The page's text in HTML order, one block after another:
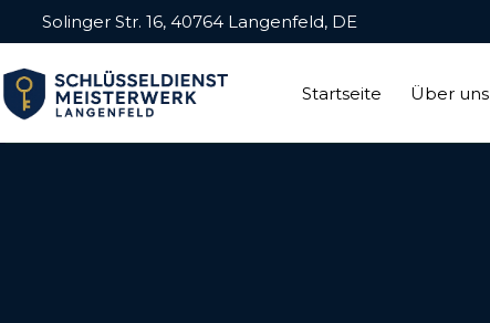
Solinger Str. 16, 40764 Langenfeld, DE
Startseite Über uns